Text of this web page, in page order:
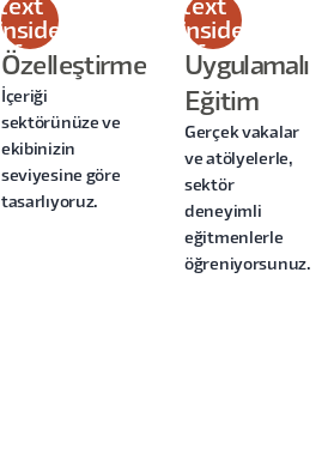
text
inside
of a
div
block.
Özelleştirme
İçeriği
sektörünüze ve
ekibinizin
seviyesine göre
tasarlıyoruz.
text
inside
of a
div
block.
Uygulamalı
Eğitim
Gerçek vakalar
ve atölyelerle,
sektör
deneyimli
eğitmenlerle
öğreniyorsunuz.